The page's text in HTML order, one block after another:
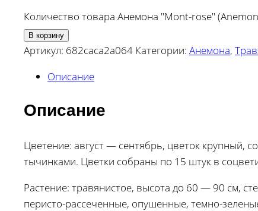
Количество товара Анемона "Mont-rose"
В корзину
Артикул: 682caca2a064 Категории: Анемона,
Описание
Описание
Цветение: август — сентябрь, цветок крупный,
тычинками. Цветки собраны по 15 штук в
Растение: травянистое, высота до 60 — 90 см,
перисто-рассеченные, опушенные, темно-